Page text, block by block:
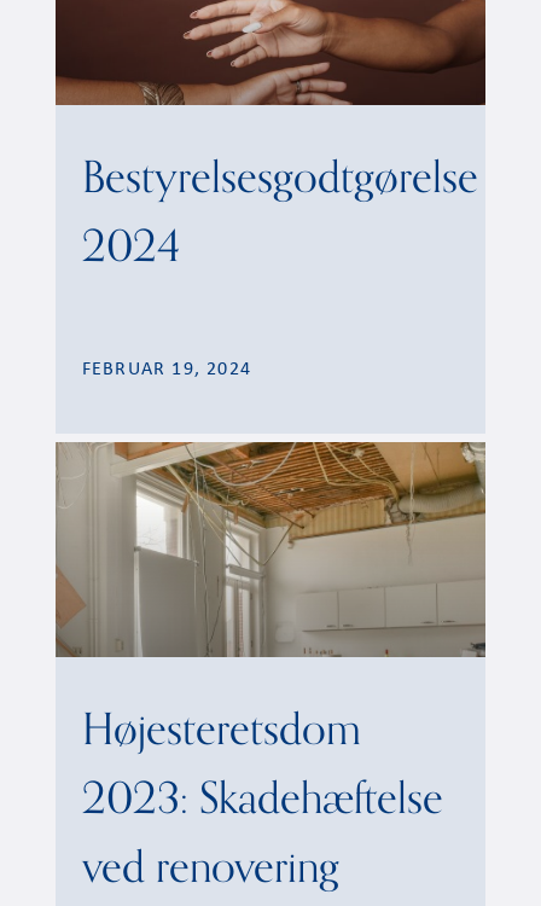
Bestyrelsesgodtgørelse
2024
FEBRUAR 19, 2024
Højesteretsdom
2023: Skadehæftelse
ved renovering